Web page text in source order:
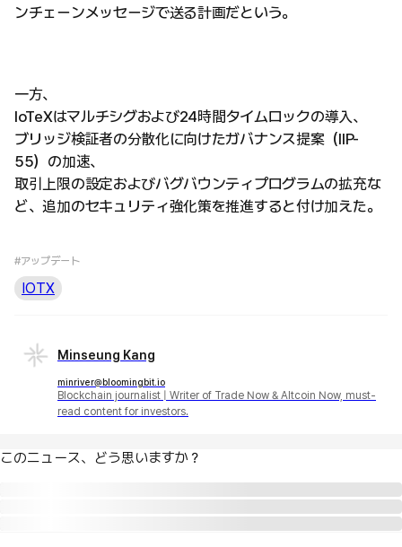
ンチェーンメッセージで送る計画だという。
一方、
IoTeXはマルチシグおよび24時間タイムロックの導入、
ブリッジ検証者の分散化に向けたガバナンス提案（IIP-
55）の加速、
取引上限の設定およびバグバウンティプログラムの拡充な
ど、追加のセキュリティ強化策を推進すると付け加えた。
#アップデート
IOTX
Minseung Kang
minriver@bloomingbit.io
Blockchain journalist | Writer of Trade Now & Altcoin Now, must-
read content for investors.
このニュース、どう思いますか？